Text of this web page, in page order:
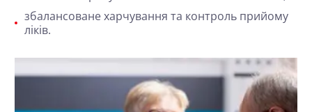
збалансоване харчування та контроль прийому
ліків.